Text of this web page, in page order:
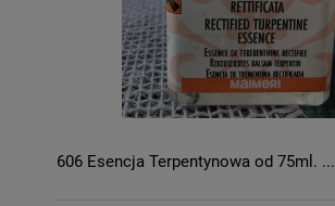
606 Esencja Terpentynowa od 75ml. ...